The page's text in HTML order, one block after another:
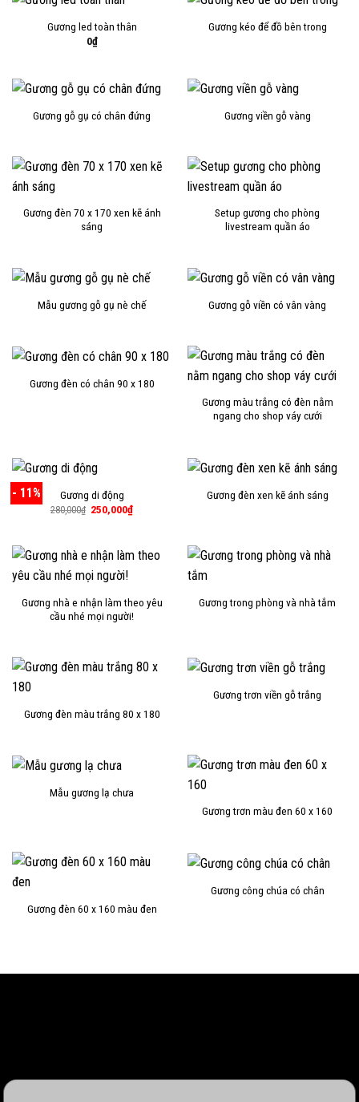
Gương led toàn thân
0₫
Gương kéo để đồ bên trong
Gương gỗ gụ có chân đứng Gương viền gỗ vàng
Gương đèn 70 x 170 xen kẽ ánh
sáng
Setup gương cho phòng
livestream quần áo
Mẫu gương gỗ gụ nè chế Gương gỗ viền có vân vàng
Gương đèn có chân 90 x 180
Gương màu trắng có đèn nằm
ngang cho shop váy cưới
- 11% Gương di động
280,000₫ Giá
250,000₫Giá
250,000₫.
Gương đèn xen kẽ ánh sáng
Gương nhà e nhận làm theo yêu
cầu nhé mọi người!
Gương trong phòng và nhà tắm
Gương đèn màu trắng 80 x 180
Gương trơn viền gỗ trắng
Mẫu gương lạ chưa
Gương trơn màu đen 60 x 160
Gương đèn 60 x 160 màu đen
Gương công chúa có chân